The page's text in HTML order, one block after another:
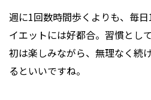
週に1回数時間歩くよりも、毎
イエットには好都合。習慣とし
初は楽しみながら、無理なく続
るといいですね。